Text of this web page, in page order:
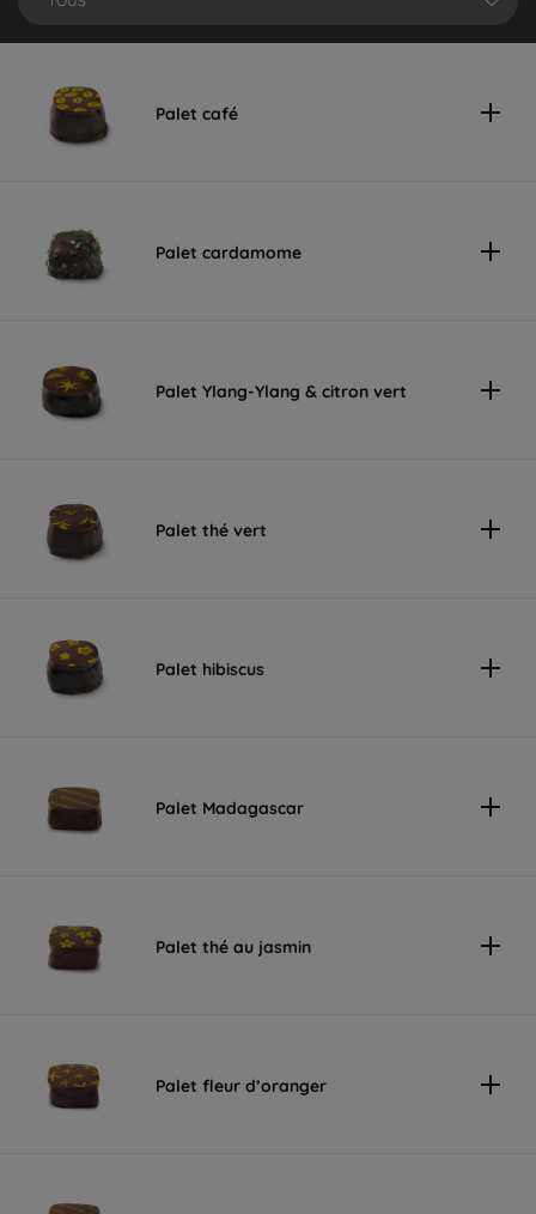
Palet café
Palet cardamome
Palet Ylang-Ylang & citron vert
Palet thé vert
Palet hibiscus
Palet Madagascar
Palet thé au jasmin
Palet fleur d’oranger